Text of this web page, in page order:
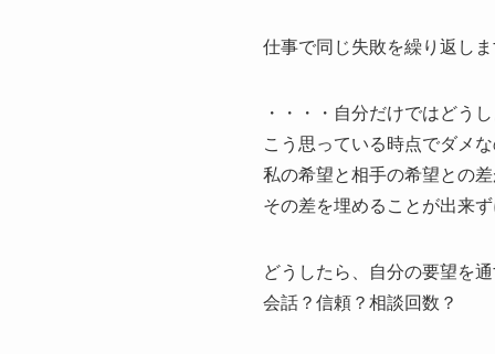
仕事で同じ失敗を繰り返しま
・・・・自分だけではどう
こう思っている時点でダメ
私の希望と相手の希望との差
その差を埋めることが出来
どうしたら、自分の要望を
会話？信頼？相談回数？